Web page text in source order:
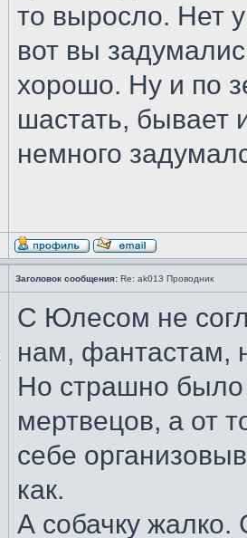
то выросло. Нет
вот вы
хорошо. Ну и по
шастать, бывает
немного
Заголовок сообщения: Re: ak013 Проводник
С Юлесом не
нам, фантастам,
Но страшно было
мертвецов, а от
себе
как.
А собачку